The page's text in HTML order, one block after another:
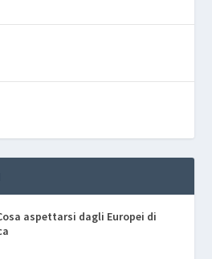
aspettarsi dagli Europei di